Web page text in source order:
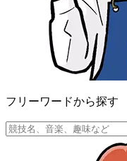
フリーワードから探す